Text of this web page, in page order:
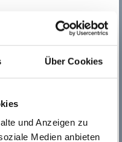
Über Cookies
und Anzeigen zu
Medien anbieten